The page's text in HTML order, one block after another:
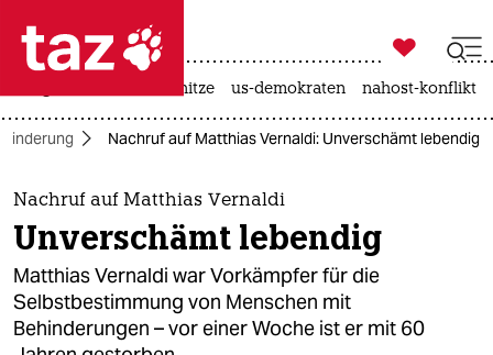
 taz zahl ich
taz zahl ich
themen
politik
öko
gesellschaft

taz zahl ich
hitze us-demokraten nahost-konflikt
Nachruf auf Matthias Vernaldi: Unverschämt lebendig
Nachruf auf Matthias Vernaldi
Unverschämt lebendig
Matthias Vernaldi war Vorkämpfer für die
Selbstbestimmung von Menschen mit
Behinderungen – vor einer Woche ist er mit 60